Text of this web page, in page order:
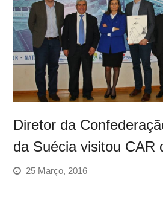
Diretor da
da Suécia visitou CAR
25 Março, 2016